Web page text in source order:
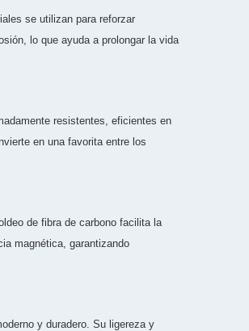
se utilizan para reforzar
lo que ayuda a prolongar la vida
resistentes, eficientes en
en una favorita entre los
de fibra de carbono facilita la
magnética, garantizando
y duradero. Su ligereza y